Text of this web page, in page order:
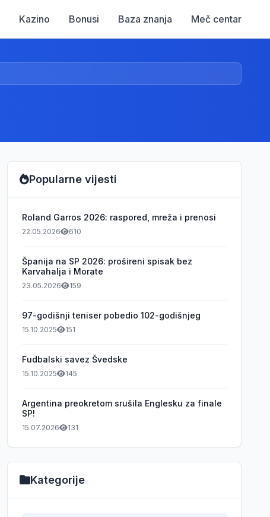
Kazino Bonusi Baza znanja Meč centar
Popularne vijesti
Roland Garros 2026: raspored, mreža i prenosi
22.05.2026 610
Španija na SP 2026: prošireni spisak bez
Karvahalja i Morate
23.05.2026 159
97-godišnji teniser pobedio 102-godišnjeg
15.10.2025 151
Fudbalski savez Švedske
15.10.2025 145
Argentina preokretom srušila Englesku za finale
SP!
15.07.2026 131
Kategorije